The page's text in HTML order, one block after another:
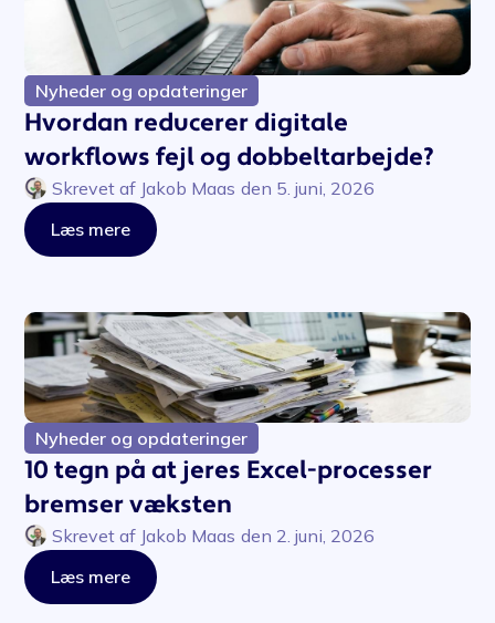
Nyheder og opdateringer
Hvordan reducerer digitale
workflows fejl og dobbeltarbejde?
Skrevet af Jakob Maas den 5. juni, 2026
Læs mere
Nyheder og opdateringer
10 tegn på at jeres Excel-processer
bremser væksten
Skrevet af Jakob Maas den 2. juni, 2026
Læs mere